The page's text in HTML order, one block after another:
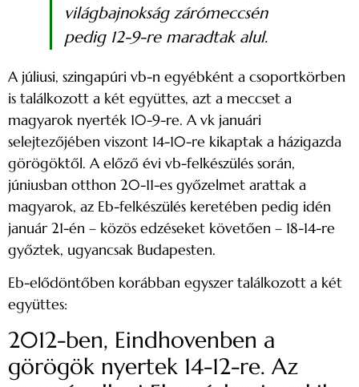
világbajnokság zárómeccsén
pedig 12-9-re maradtak alul.
A júliusi, szingapúri vb-n egyébként a csoportkörben
is találkozott a két együttes, azt a meccset a
magyarok nyerték 10-9-re. A vk januári
selejtezőjében viszont 14-10-re kikaptak a házigazda
görögöktől. A előző évi vb-felkészülés során,
júniusban otthon 20-11-es győzelmet arattak a
magyarok, az Eb-felkészülés keretében pedig idén
január 21-én – közös edzéseket követően – 18-14-re
győztek, ugyancsak Budapesten.
Eb-elődöntőben korábban egyszer találkozott a két
együttes:
2012-ben, Eindhovenben a
görögök nyertek 14-12-re. Az